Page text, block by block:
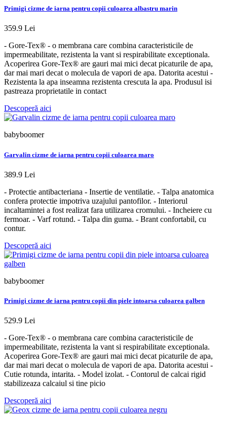
Primigi cizme de iarna pentru copii culoarea albastru marin
359.9 Lei
- Gore-Tex® - o membrana care combina caracteristicile de
impermeabilitate, rezistenta la vant si respirabilitate exceptionala.
Acoperirea Gore-Tex® are gauri mai mici decat picaturile de apa,
dar mai mari decat o molecula de vapori de apa. Datorita acestui -
Rezistenta la apa inseamna rezistenta crescuta la apa. Produsul isi
pastreaza proprietatile in contact
Descoperă aici
babyboomer
Garvalin cizme de iarna pentru copii culoarea maro
389.9 Lei
- Protectie antibacteriana - Insertie de ventilatie. - Talpa anatomica
confera protectie impotriva uzajului pantofilor. - Interiorul
incaltamintei a fost realizat fara utilizarea cromului. - Incheiere cu
fermoar. - Varf rotund. - Talpa din guma. - Brant confortabil, cu
contur.
Descoperă aici
babyboomer
Primigi cizme de iarna pentru copii din piele intoarsa culoarea galben
529.9 Lei
- Gore-Tex® - o membrana care combina caracteristicile de
impermeabilitate, rezistenta la vant si respirabilitate exceptionala.
Acoperirea Gore-Tex® are gauri mai mici decat picaturile de apa,
dar mai mari decat o molecula de vapori de apa. Datorita acestui -
Cutie rotunda, intarita. - Model izolat. - Contorul de calcai rigid
stabilizeaza calcaiul si tine picio
Descoperă aici